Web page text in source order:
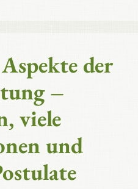
der
–
viele
und